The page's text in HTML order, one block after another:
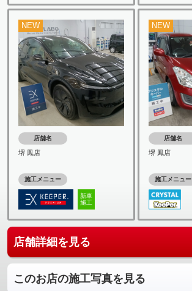
NEW
店舗名
堺 鳳店
施工メニュー
新車
施工
NEW
店舗名
堺 鳳店
施工メニュー
店舗詳細を見る
このお店の施工写真を見る